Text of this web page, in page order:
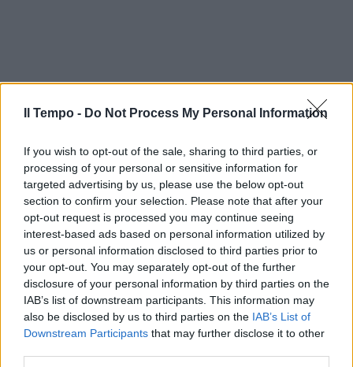
Il Tempo - Do Not Process My Personal Information
If you wish to opt-out of the sale, sharing to third parties, or
processing of your personal or sensitive information for
targeted advertising by us, please use the below opt-out
section to confirm your selection. Please note that after your
opt-out request is processed you may continue seeing
interest-based ads based on personal information utilized by
us or personal information disclosed to third parties prior to
your opt-out. You may separately opt-out of the further
disclosure of your personal information by third parties on the
IAB’s list of downstream participants. This information may
also be disclosed by us to third parties on the IAB’s List of
Downstream Participants that may further disclose it to other